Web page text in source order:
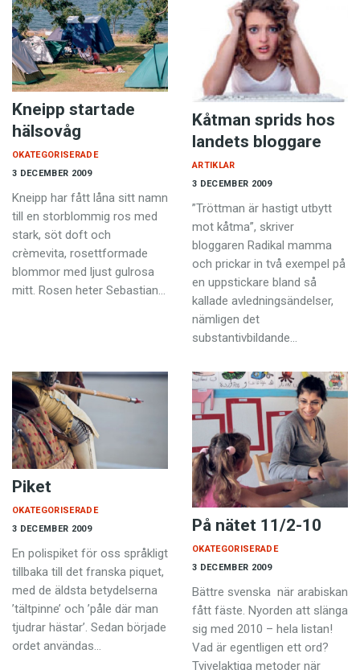
Kneipp startade
hälsovåg
3 DECEMBER 2009
OKATEGORISERADE
Kneipp har fått låna sitt namn
till en storblommig ros med
stark, söt doft och
crèmevita, rosettformade
blommor med ljust gulrosa
mitt. Rosen heter Sebastian…
Kåtman sprids hos
landets bloggare
3 DECEMBER 2009
ARTIKLAR
”Tröttman är hastigt utbytt
mot kåtma”, skriver
bloggaren Radikal mamma
och prickar in två exempel på
en uppstickare bland så
kallade avledningsändelser,
nämligen det
substantivbildande…
Piket
3 DECEMBER 2009
OKATEGORISERADE
En polispiket för oss språkligt
tillbaka till det franska piquet,
med de äldsta betydelserna
’tältpinne’ och ’påle där man
tjudrar hästar’. Sedan började
ordet användas…
På nätet 11/2-10
3 DECEMBER 2009
OKATEGORISERADE
Bättre svenska när arabiskan
fått fäste. Nyorden att slänga
sig med 2010 – hela listan!
Vad är egentligen ett ord?
Tvivelaktiga metoder när